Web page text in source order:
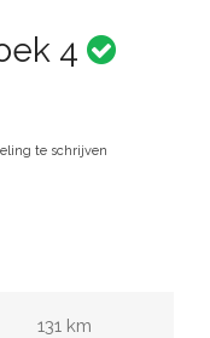
4
te schrijven
131 km